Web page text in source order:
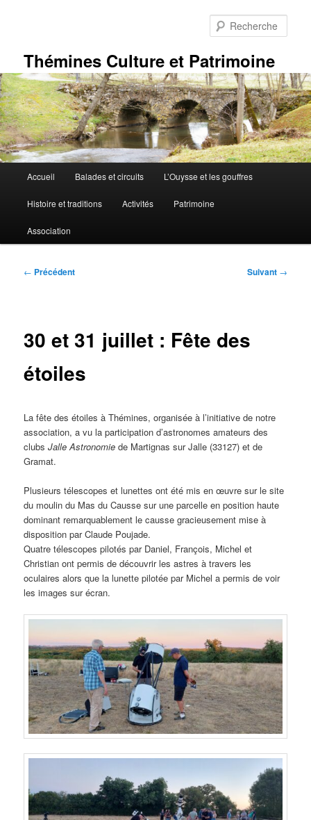
Thémines Culture et Patrimoine
principal
Accueil Balades et circuits L’Ouysse et les gouffres
Histoire et traditions Activités Patrimoine
Association
Navigation
← Précédent Suivant →
30 et 31 juillet : Fête des
étoiles
La fête des étoiles à Thémines, organisée à l’initiative de notre
association, a vu la participation d’astronomes amateurs des
clubsJalle Astronomie de Martignas sur Jalle (33127) et de
Gramat.
Plusieurs télescopes et lunettes ont été mis en œuvre sur le site
du moulin du Mas du Causse sur une parcelle en position haute
dominant remarquablement le causse gracieusement mise à
disposition par Claude Poujade.
Quatre télescopes pilotés par Daniel, François, Michel et
Christian ont permis de découvrir les astres à travers les
oculaires alors que la lunette pilotée par Michel a permis de voir
les images sur écran.